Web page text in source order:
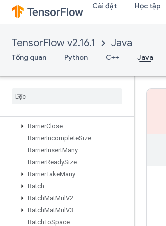
Cài đặt Học tập
TensorFlow v2.16.1 Java
Tổng quan Python C++ Java
Assign
AssignAdd
AssignSub
AssignSubVariableOp
AssignVariableXlaConcatND
BarrierClose
BarrierIncompleteSize
BarrierInsertMany
BarrierReadySize
BarrierTakeMany
Batch
BatchMatMul V2
BatchMatMul V3
BatchToSpace